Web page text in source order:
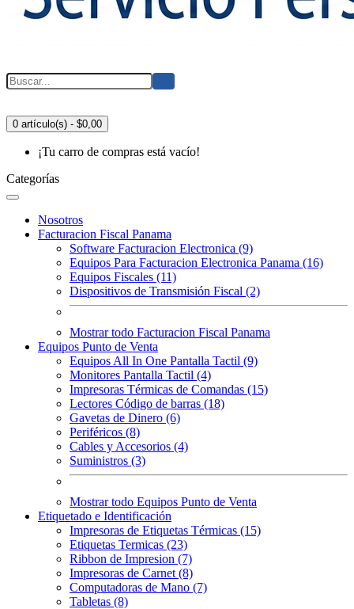
0 artículo(s) - $0,00
¡Tu carro de compras está vacío!
Categorías
Nosotros
Facturacion Fiscal Panama
Software Facturacion Electronica (9)
Equipos Para Facturacion Electronica Panama (16)
Equipos Fiscales (11)
Dispositivos de Transmisión Fiscal (2)
Mostrar todo Facturacion Fiscal Panama
Equipos Punto de Venta
Equipos All In One Pantalla Tactil (9)
Monitores Pantalla Tactil (4)
Impresoras Térmicas de Comandas (15)
Lectores Código de barras (18)
Gavetas de Dinero (6)
Periféricos (8)
Cables y Accesorios (4)
Suministros (3)
Mostrar todo Equipos Punto de Venta
Etiquetado e Identificación
Impresoras de Etiquetas Térmicas (15)
Etiquetas Termicas (23)
Ribbon de Impresion (7)
Impresoras de Carnet (8)
Computadoras de Mano (7)
Tabletas (8)